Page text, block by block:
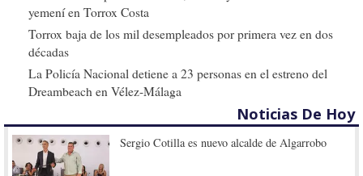
yemení en Torrox Costa
Torrox baja de los mil desempleados por primera vez en dos
décadas
La Policía Nacional detiene a 23 personas en el estreno del
Dreambeach en Vélez-Málaga
Noticias De Hoy
Sergio Cotilla es nuevo alcalde de Algarrobo